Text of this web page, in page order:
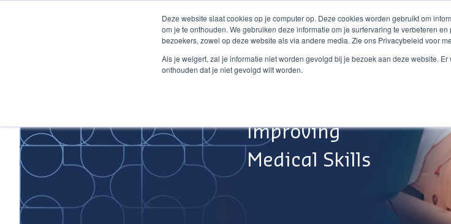
Deze website slaat cookies op je computer op. Deze cookies worden gebruikt om
om je te onthouden. We gebruiken deze informatie om je surfervaring te verbeteren
bezoekers, zowel op deze website als via andere media. Zie ons Privacybeleid voor
Als je weigert, zal je informatie niet worden gevolgd bij je bezoek aan deze website.
onthouden dat je niet gevolgd wilt worden.
Improving
Medical Skills